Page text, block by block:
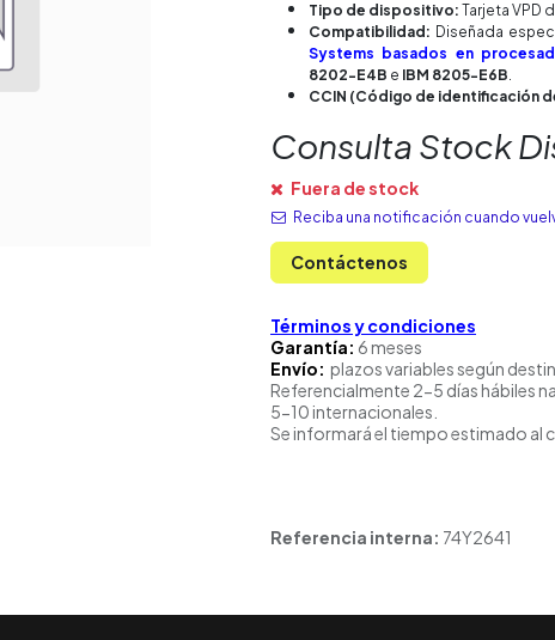
Tipo de dispositivo: Tarjeta VPD
Compatibilidad: Diseñada
Systems basados en
8202-E4B e IBM 8205-E6B.
CCIN (Código de identificación
Consulta Stock
Fuera de stock
Reciba una notificación cuando
Contáctenos
Términos y condiciones
Garantía: 6 meses
Envío: plazos variables según
Referencialmente 2-5 días hábiles
5-10 internacionales.
Se informará el tiempo estimado al
Referencia interna: 74Y2641